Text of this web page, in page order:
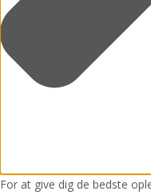
For at give dig de bedste